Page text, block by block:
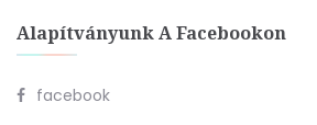
Alapítványunk A Facebookon
facebook